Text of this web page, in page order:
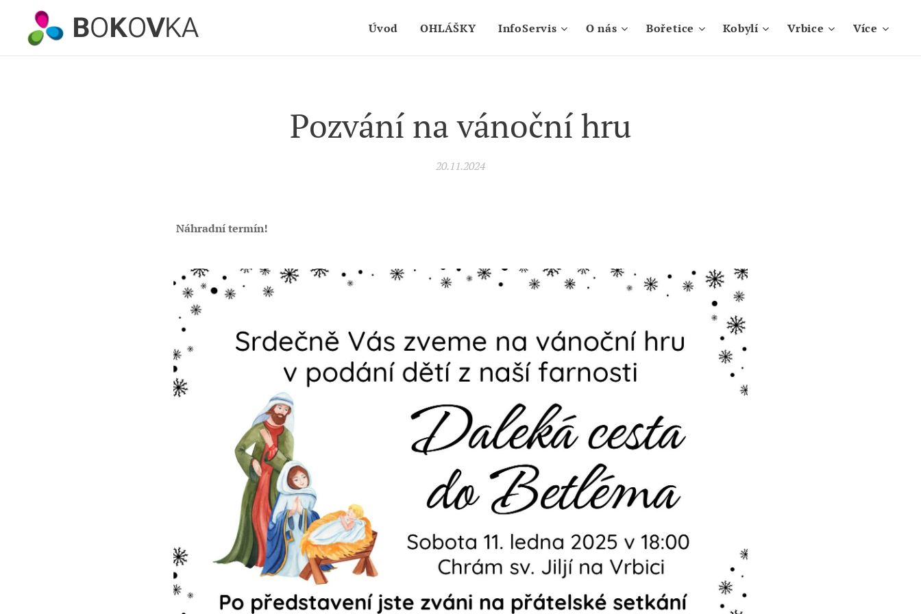
BOKOVKA Úvod OHLÁŠKY InfoServis O nás Bořetice Kobylí Vrbice Více
Pozvání na vánoční hru
20.11.2024
Náhradní termín!